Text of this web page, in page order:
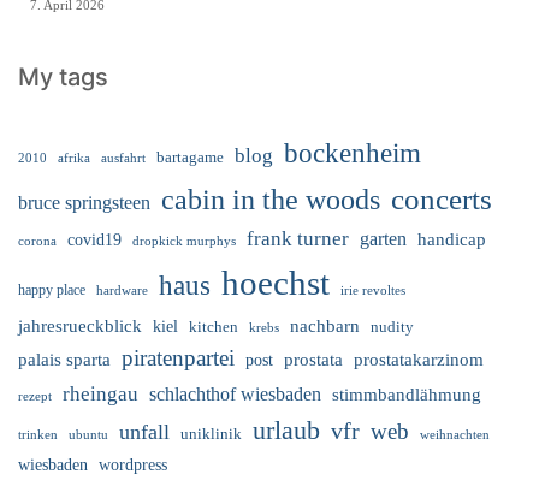
7. April 2026
My tags
2010 afrika ausfahrt bartagame blog bockenheim
bruce springsteen cabin in the woods concerts
corona covid19 dropkick murphys frank turner garten handicap
happy place hardware haus hoechst irie revoltes
jahresrueckblick kiel kitchen krebs nachbarn nudity
palais sparta piratenpartei post prostata prostatakarzinom
rezept rheingau schlachthof wiesbaden stimmbandlähmung
trinken ubuntu unfall uniklinik urlaub vfr web weihnachten
wiesbaden wordpress